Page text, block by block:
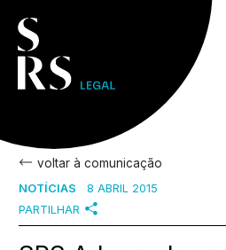
voltar à comunicação
NOTÍCIAS
8 ABRIL 2015
PARTILHAR